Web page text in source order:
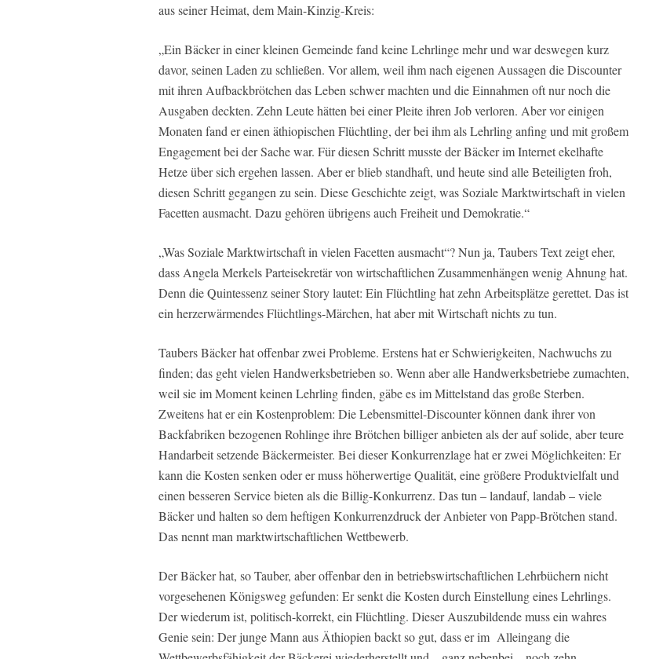
aus seiner Heimat, dem Main-Kinzig-Kreis:
„Ein Bäcker in einer kleinen Gemeinde fand keine Lehrlinge mehr und war deswegen kurz
davor, seinen Laden zu schließen. Vor allem, weil ihm nach eigenen Aussagen die Discounter
mit ihren Aufbackbrötchen das Leben schwer machten und die Einnahmen oft nur noch die
Ausgaben deckten. Zehn Leute hätten bei einer Pleite ihren Job verloren. Aber vor einigen
Monaten fand er einen äthiopischen Flüchtling, der bei ihm als Lehrling anfing und mit großem
Engagement bei der Sache war. Für diesen Schritt musste der Bäcker im Internet ekelhafte
Hetze über sich ergehen lassen. Aber er blieb standhaft, und heute sind alle Beteiligten froh,
diesen Schritt gegangen zu sein. Diese Geschichte zeigt, was Soziale Marktwirtschaft in vielen
Facetten ausmacht. Dazu gehören übrigens auch Freiheit und Demokratie.“
„Was Soziale Marktwirtschaft in vielen Facetten ausmacht“? Nun ja, Taubers Text zeigt eher,
dass Angela Merkels Parteisekretär von wirtschaftlichen Zusammenhängen wenig Ahnung hat.
Denn die Quintessenz seiner Story lautet: Ein Flüchtling hat zehn Arbeitsplätze gerettet. Das ist
ein herzerwärmendes Flüchtlings-Märchen, hat aber mit Wirtschaft nichts zu tun.
Taubers Bäcker hat offenbar zwei Probleme. Erstens hat er Schwierigkeiten, Nachwuchs zu
finden; das geht vielen Handwerksbetrieben so. Wenn aber alle Handwerksbetriebe zumachten,
weil sie im Moment keinen Lehrling finden, gäbe es im Mittelstand das große Sterben.
Zweitens hat er ein Kostenproblem: Die Lebensmittel-Discounter können dank ihrer von
Backfabriken bezogenen Rohlinge ihre Brötchen billiger anbieten als der auf solide, aber teure
Handarbeit setzende Bäckermeister. Bei dieser Konkurrenzlage hat er zwei Möglichkeiten: Er
kann die Kosten senken oder er muss höherwertige Qualität, eine größere Produktvielfalt und
einen besseren Service bieten als die Billig-Konkurrenz. Das tun – landauf, landab – viele
Bäcker und halten so dem heftigen Konkurrenzdruck der Anbieter von Papp-Brötchen stand.
Das nennt man marktwirtschaftlichen Wettbewerb.
Der Bäcker hat, so Tauber, aber offenbar den in betriebswirtschaftlichen Lehrbüchern nicht
vorgesehenen Königsweg gefunden: Er senkt die Kosten durch Einstellung eines Lehrlings.
Der wiederum ist, politisch-korrekt, ein Flüchtling. Dieser Auszubildende muss ein wahres
Genie sein: Der junge Mann aus Äthiopien backt so gut, dass er im Alleingang die